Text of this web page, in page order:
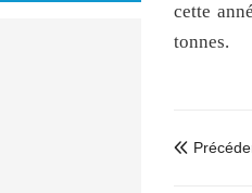
cette
tonnes.
